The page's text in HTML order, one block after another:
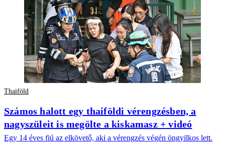
Thaiföld
Számos halott egy thaiföldi vérengzésben, a
nagyszüleit is megölte a kiskamasz + videó
Egy 14 éves fiú az elkövető, aki a vérengzés végén öngyilkos lett.